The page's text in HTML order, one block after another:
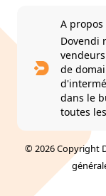
A propos
Dovendi
de
dans le
toutes
© 2026 Copyright